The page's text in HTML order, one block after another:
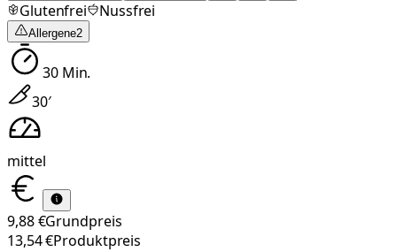
Glutenfrei Nussfrei
Allergene2
30Min.
30′
mittel
9,88 €Grundpreis
13,54 €Produktpreis